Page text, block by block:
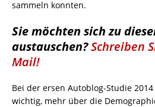
sammeln konnten.
Sie möchten sich zu
austauschen?Schreiben
Mail!
Bei der ersen Autoblog-Studie
wichtig, mehr über die